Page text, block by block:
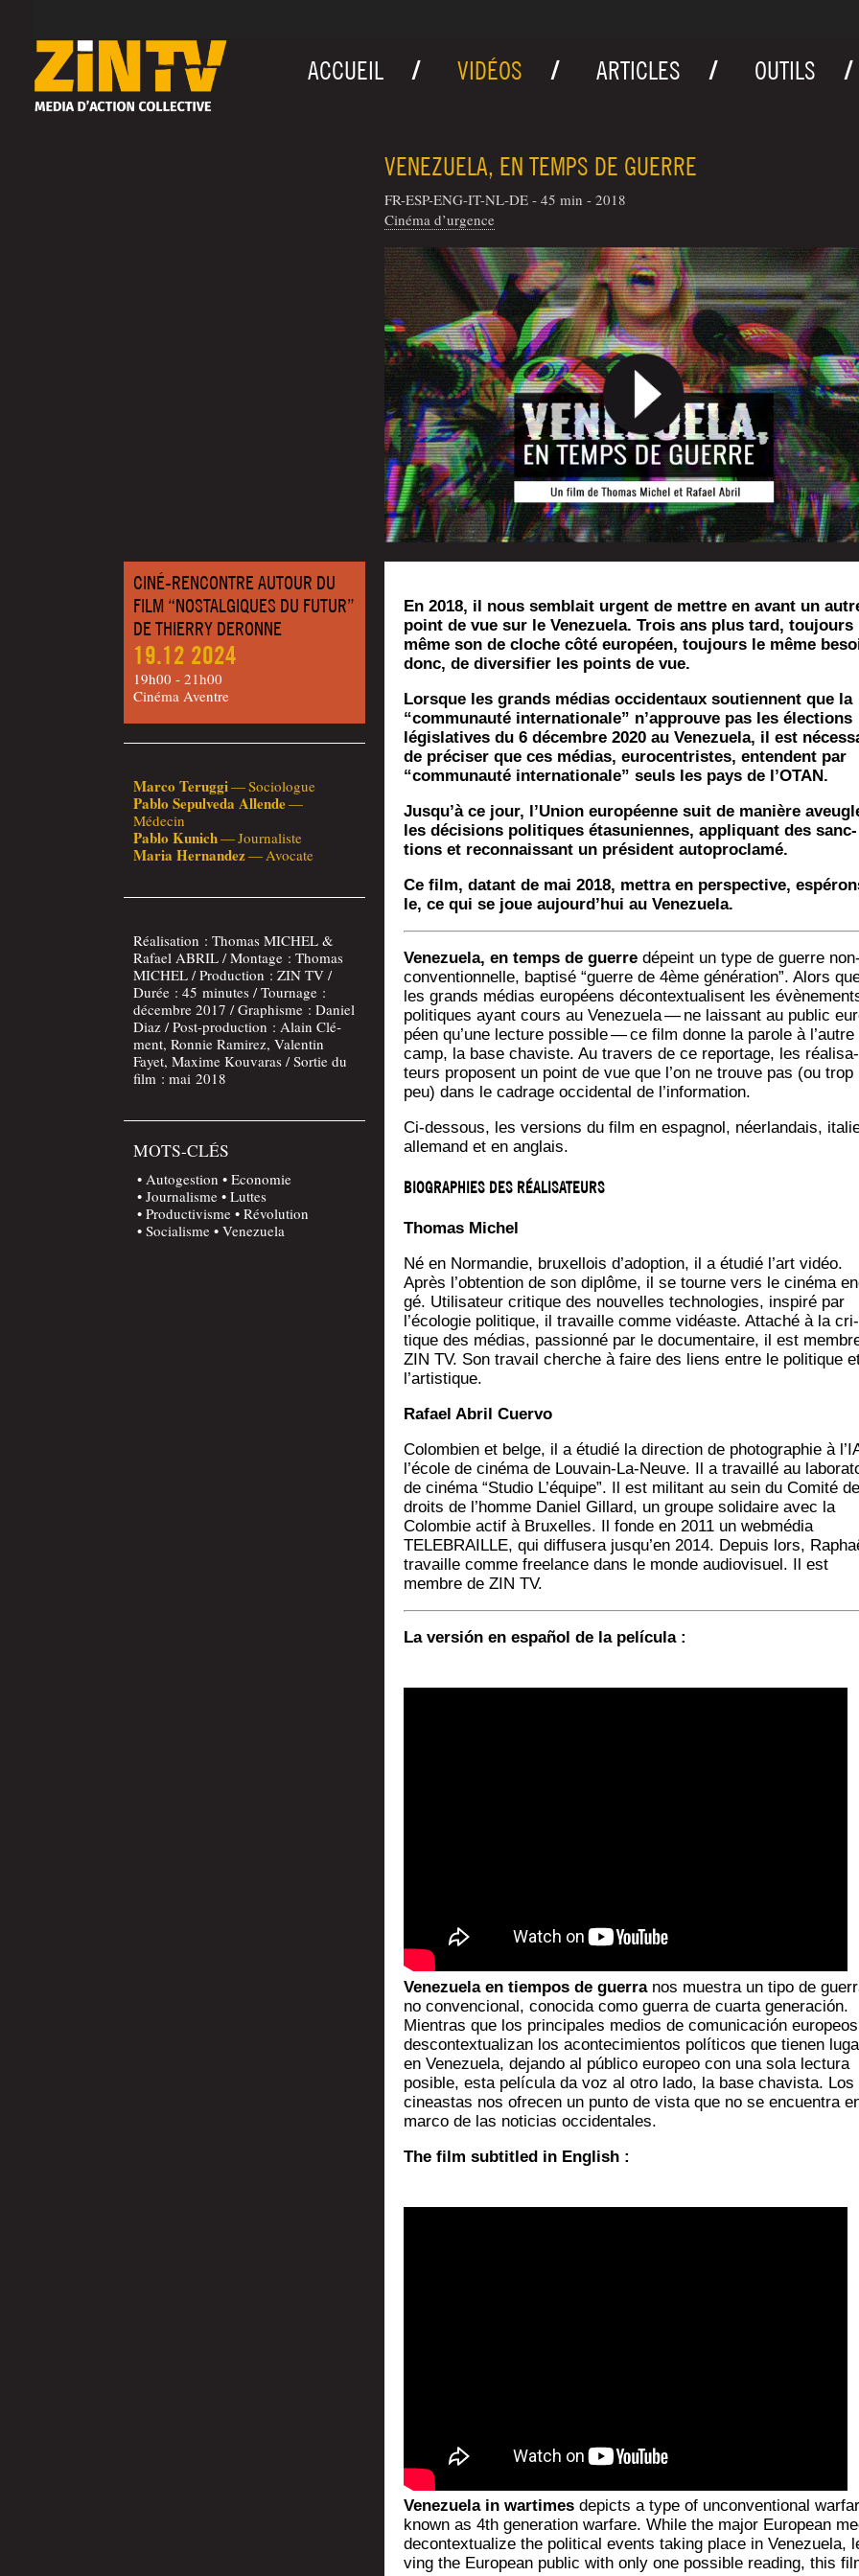
ACCUEIL VIDÉOS ARTICLES OUTILS
VENEZUELA, EN TEMPS DE GUERRE
FR-ESP-ENG-IT-NL-DE - 45 min - 2018
Cinéma d’urgence
CINÉ-RENCONTRE AUTOUR DU
FILM “NOSTALGIQUES DU FUTUR”
DE THIERRY DERONNE
19.12 2024
19h00 - 21h00
Cinéma Aventre
Mar­co Terug­gi— Sociologue
Pablo Sepul­ve­da Allende—
Médecin
Pablo Kunich— Journaliste
Maria Her­nan­dez— Avocate
Réa­li­sa­tion : Tho­mas MICHEL &
Rafael ABRIL / Mon­tage : Tho­mas
MICHEL / Pro­duc­tion : ZIN TV /
Durée : 45 minutes / Tour­nage :
décembre 2017 / Gra­phisme : Daniel
Diaz / Post-pro­duc­tion : Alain Clé­
ment, Ron­nie Rami­rez, Valen­tin
Fayet, Maxime Kou­va­ras / Sor­tie du
film : mai 2018
MOTS-CLÉS
Autogestion
Economie
Journalisme
Luttes
Productivisme
Révolution
Socialisme
Venezuela
En 2018, il nous sem­blait urgent de mettre en avant un
point de vue sur le Vene­zue­la. Trois ans plus tard, tou­jours
même son de cloche côté euro­péen, tou­jours le même
donc, de diver­si­fier les points de vue.
Lorsque les grands médias occi­den­taux sou­tiennent que la
“com­mu­nau­té inter­na­tio­nale” n’ap­prouve pas les élec­tions
légis­la­tives du 6 décembre 2020 au Vene­zue­la, il est
de pré­ci­ser que ces médias, euro­cen­tristes, entendent par
“com­mu­nau­té inter­na­tio­nale” seuls les pays de l’OTAN.
Jus­qu’à ce jour, l’U­nion euro­péenne suit de manière
les déci­sions poli­tiques éta­su­niennes, appli­quant des sanc­
tions et recon­nais­sant un pré­sident autoproclamé.
Ce film, datant de mai 2018, met­tra en pers­pec­tive,
le, ce qui se joue aujourd’­hui au Venezuela.
Vene­zue­la, en temps de guerredépeint un type de guerre non-
conven­tion­nelle, bap­ti­sé “guerre de 4ème géné­ra­tion”. Alors
les grands médias euro­péens décon­tex­tua­lisent les
poli­tiques ayant cours au Vene­zue­la — ne lais­sant au public
péen qu’une lec­ture pos­sible — ce film donne la parole à l’autre
camp, la base cha­viste. Au tra­vers de ce repor­tage, les réa­li­sa­
teurs pro­posent un point de vue que l’on ne trouve pas (ou trop
peu) dans le cadrage occi­den­tal de l’information.
Ci-des­sous, les ver­sions du film en espa­gnol, néer­lan­dais,
alle­mand et en anglais.
BIOGRAPHIES DES RÉALISATEURS
Tho­mas Michel
Né en Nor­man­die, bruxel­lois d’adoption, il a étu­dié l’art vidéo.
Après l’obtention de son diplôme, il se tourne vers le ciné­ma
gé. Uti­li­sa­teur cri­tique des nou­velles tech­no­lo­gies, ins­pi­ré par
l’écologie poli­tique, il tra­vaille comme vidéaste. Atta­ché à la cri­
tique des médias, pas­sion­né par le docu­men­taire, il est
ZIN TV. Son tra­vail cherche à faire des liens entre le poli­tique
l’artistique.
Rafael Abril Cuervo
Colom­bien et belge, il a étu­dié la direc­tion de pho­to­gra­phie à
l’é­cole de ciné­ma de Lou­vain-La-Neuve. Il a tra­vaillé au
de ciné­ma “Stu­dio L’é­quipe”. Il est mili­tant au sein du Comi­té de
droits de l’homme Daniel Gil­lard, un groupe soli­daire avec la
Colom­bie actif à Bruxelles. Il fonde en 2011 un web­mé­dia
TELEBRAILLE, qui dif­fu­se­ra jus­qu’en 2014. Depuis lors,
tra­vaille comme free­lance dans le monde audio­vi­suel. Il est
membre de ZIN TV.
La ver­sión en español de la película :
Vene­zue­la en tiem­pos de guer­ranos mues­tra un tipo de
no conven­cio­nal, cono­ci­da como guer­ra de cuar­ta gene­ra­ción.
Mien­tras que los prin­ci­pales medios de comu­ni­ca­ción euro­peos
des­con­tex­tua­li­zan los acon­te­ci­mien­tos polí­ti­cos que tie­nen
en Vene­zue­la, dejan­do al públi­co euro­peo con una sola lec­tu­ra
posible, esta pelí­cu­la da voz al otro lado, la base cha­vis­ta. Los
cineas­tas nos ofre­cen un pun­to de vis­ta que no se encuen­tra
mar­co de las noti­cias occidentales.
The film sub­tit­led in English :
Vene­zue­la in war­timesdepicts a type of uncon­ven­tio­nal
known as 4th gene­ra­tion war­fare. While the major Euro­pean
decon­tex­tua­lize the poli­ti­cal events taking place in Vene­zue­la,
ving the Euro­pean public with only one pos­sible rea­ding, this